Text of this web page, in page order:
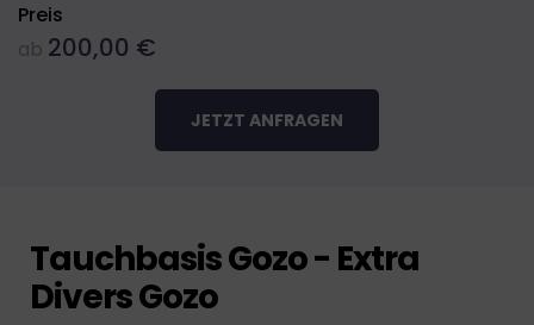
Preis
ab 200,00 €
JETZT ANFRAGEN
Tauchbasis Gozo - Extra
Divers Gozo